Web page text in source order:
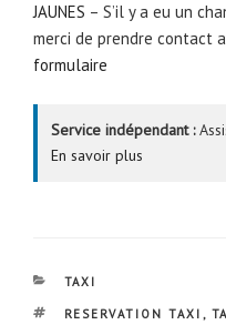
JAUNES – S’il y a eu un
merci de prendre contact
formulaire
Service indépendant :
En savoir plus
CATÉGORIES
TAXI
ÉTIQUETTES
RESERVATION TAXI ,